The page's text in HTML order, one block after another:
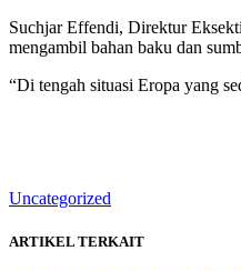
Suchjar Effendi, Direktur
mengambil bahan baku dan
“Di tengah situasi Eropa yang
Uncategorized
ARTIKEL TERKAIT